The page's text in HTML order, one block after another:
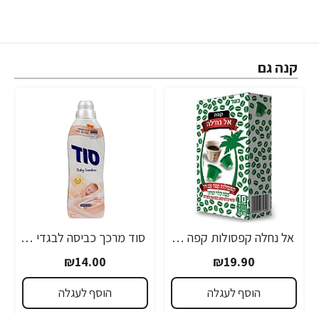
קנה גם
רב נמכר
אל נחלה קפסולות קפה עם הל - 10 קפסולות
₪19.90
הוסף לעגלה
סוד מרכך כביסה לבגדי תינוקות ובעלי עור רגיש 900 מ"ל
₪14.00
הוסף לעגלה